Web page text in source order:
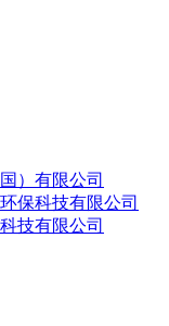
）有限公司
保科技有限公司
技有限公司